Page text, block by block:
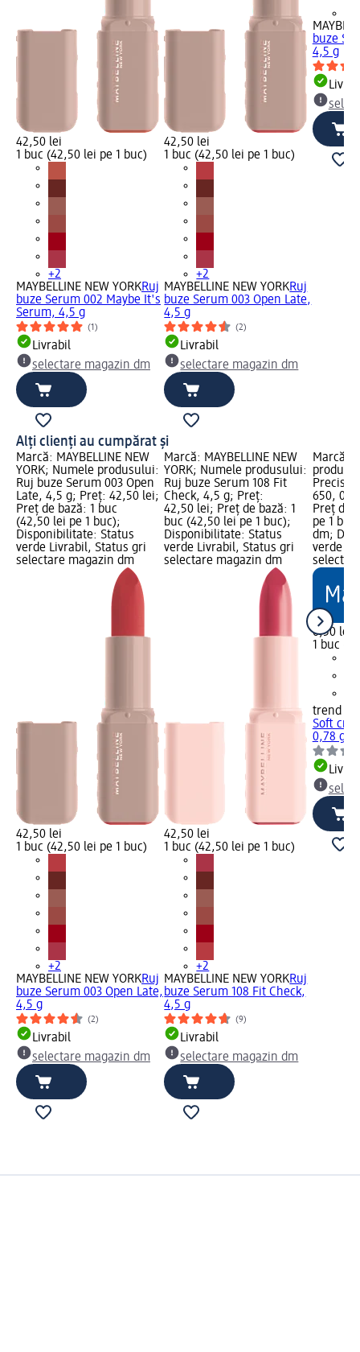
42,50 lei
1 buc (42,50 lei pe 1 buc)
+2
MAYBELLINE NEW YORKRuj
buze Serum 002 Maybe It's
Serum, 4,5 g
(1)
Livrabil
selectare magazin dm
42,50 lei
1 buc (42,50 lei pe 1 buc)
+2
MAYBELLINE NEW YORKRuj
buze Serum 003 Open Late,
4,5 g
(2)
Livrabil
selectare magazin dm
buze
4,5 g
Alți clienți au cumpărat și
Marcă: MAYBELLINE NEW
YORK; Numele produsului:
Ruj buze Serum 003 Open
Late, 4,5 g; Preț: 42,50 lei;
Preț de bază: 1 buc
(42,50 lei pe 1 buc);
Disponibilitate: Status
verde Livrabil, Status gri
selectare magazin dm
42,50 lei
1 buc (42,50 lei pe 1 buc)
+2
MAYBELLINE NEW YORKRuj
buze Serum 003 Open Late,
4,5 g
(2)
Livrabil
selectare magazin dm
Marcă: MAYBELLINE NEW
YORK; Numele produsului:
Ruj buze Serum 108 Fit
Check, 4,5 g; Preț:
42,50 lei; Preț de bază: 1
buc (42,50 lei pe 1 buc);
Disponibilitate: Status
verde Livrabil, Status gri
selectare magazin dm
42,50 lei
1 buc (42,50 lei pe 1 buc)
+2
MAYBELLINE NEW YORKRuj
buze Serum 108 Fit Check,
4,5 g
(9)
Livrabil
selectare magazin dm
Marcă:
Precise
650,
Preț de
pe 1
dm;
verde
6,50 lei
1 buc
trend !t
Soft
0,78 g